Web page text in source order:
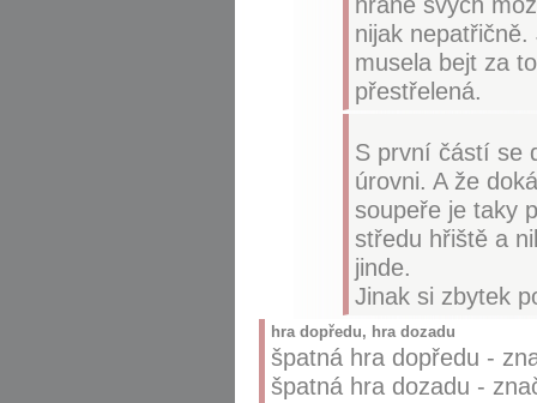
nijak
musela bejt za
přestřelená.
S první částí se
úrovni. A že
soupeře je taky
středu hřiště a
jinde.
Jinak si zbytek
hra dopředu, hra dozadu
špatná hra dopředu -
špatná hra dozadu -